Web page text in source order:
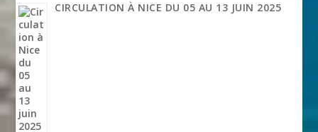
CIRCULATION À NICE DU 05 AU 13 JUIN 2025